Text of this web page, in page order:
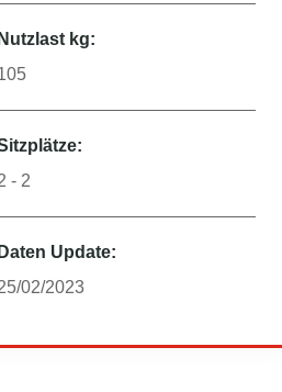
Nutzlast kg:
- 2
Daten Update:
02/2023